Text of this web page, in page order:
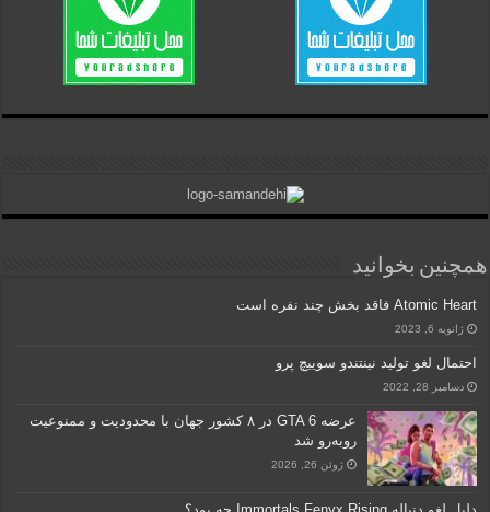
همچنین بخوانید
Atomic Heart فاقد بخش چند نفره است
ژانویه 6, 2023
احتمال لغو تولید نینتندو سوییچ پرو
دسامبر 28, 2022
عرضه GTA 6 در ۸ کشور جهان با محدودیت و ممنوعیت
روبه‌رو شد
ژوئن 26, 2026